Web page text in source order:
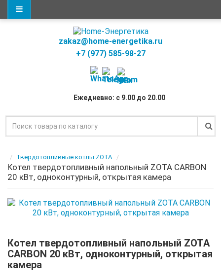
zakaz@home-energetika.ru
+7 (977) 585-98-27
Ежедневно: с 9.00 до 20.00
Твердотопливные котлы ZOTA
Котел твердотопливный напольный ZOTA CARBON
20 кВт, одноконтурный, открытая камера
Котел твердотопливный напольный ZOTA
CARBON 20 кВт, одноконтурный, открытая
камера